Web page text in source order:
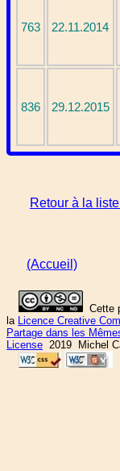
763 22.11.2014
836 29.12.2015
Retour à la
(Accueil)
Cette
la Licence Creative
Partage dans les
License 2019 Michel